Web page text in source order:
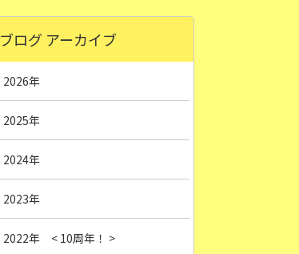
ブログ アーカイブ
2026年
2025年
2024年
2023年
2022年 < 10周年！ >